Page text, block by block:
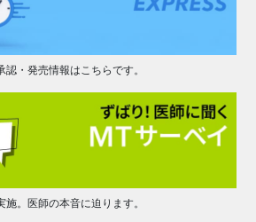
・発売情報はこちらです。
。医師の本音に迫ります。